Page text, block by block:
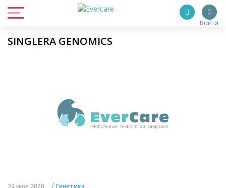
Войти
SINGLERA GENOMICS